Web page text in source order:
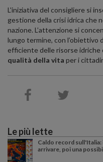
L'iniziativa del consigliere si
gestione della crisi idrica che
nazione. L’attenzione si
lungo termine, con l’obiettivo
efficiente delle risorse idriche
qualità della vita per i
Le più lette
Caldo record sull'Italia:
arrivare, poi una